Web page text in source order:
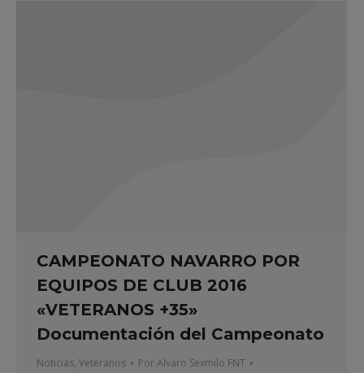
CAMPEONATO NAVARRO POR
EQUIPOS DE CLUB 2016
«VETERANOS +35»
Documentación del Campeonato
Noticias, Veteranos PorAlvaro Sexmilo FNT